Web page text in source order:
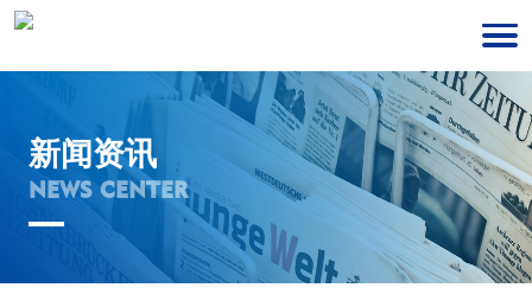
新闻资讯
NEWS CENTER